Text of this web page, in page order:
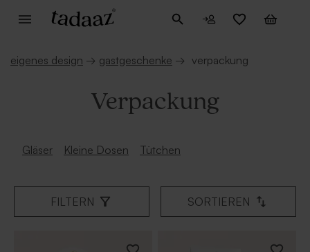
eigenes design → gastgeschenke → verpackung
Verpackung
Gläser Kleine Dosen Tütchen
FILTERN SORTIEREN